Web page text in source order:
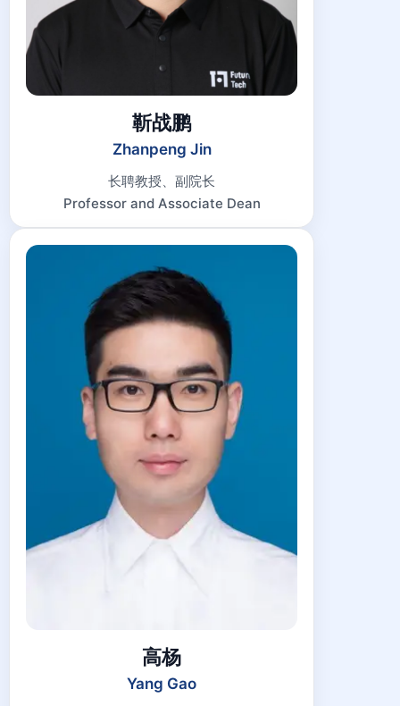
靳战鹏
Zhanpeng Jin
长聘教授、副院长
Professor and Associate Dean
高杨
Yang Gao